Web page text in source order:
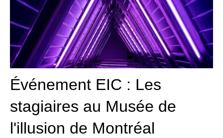
Événement EIC : Les
stagiaires au Musée de
l'illusion de Montréal